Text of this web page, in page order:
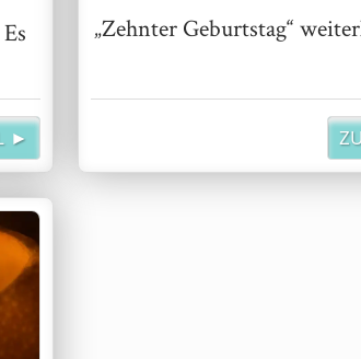
►
„Zehnter Geburtstag“